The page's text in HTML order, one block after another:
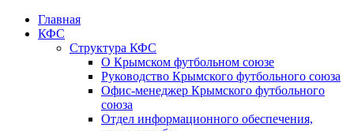
Главная
КФС
Структура КФС
О Крымском футбольном союзе
Руководство Крымского футбольного союза
Офис-менеджер Крымского футбольного
союза
Отдел информационного обеспечения,